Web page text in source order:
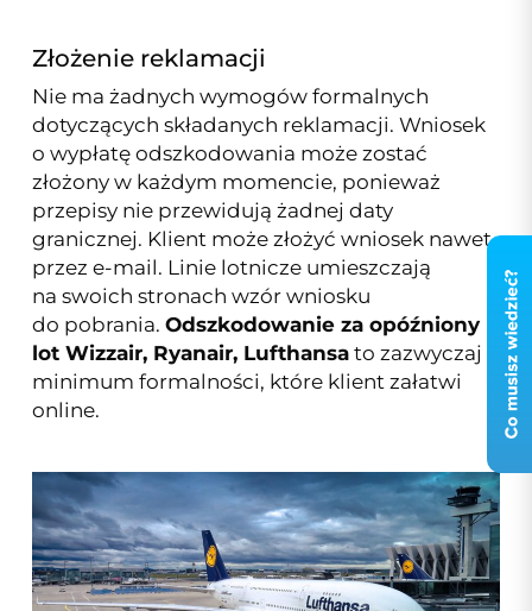
Złożenie reklamacji
Nie ma żadnych wymogów formalnych
dotyczących składanych reklamacji. Wniosek
o wypłatę odszkodowania może zostać
złożony w każdym momencie, ponieważ
przepisy nie przewidują żadnej daty
granicznej. Klient może złożyć wniosek nawet
przez e-mail. Linie lotnicze umieszczają
na swoich stronach wzór wniosku
do pobrania. Odszkodowanie za opóźniony
lot Wizzair, Ryanair, Lufthansato zazwyczaj
minimum formalności, które klient załatwi
online.